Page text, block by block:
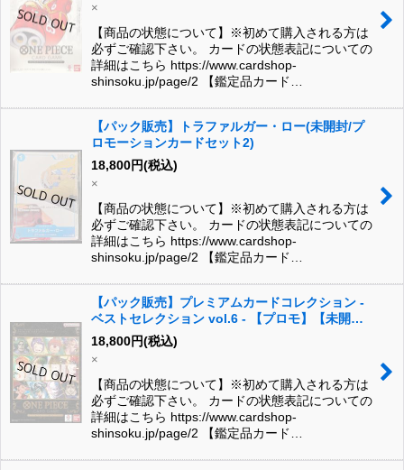
×
【商品の状態について】※初めて購入される方は
必ずご確認下さい。 カードの状態表記についての
詳細はこちら https://www.cardshop-
shinsoku.jp/page/2 【鑑定品カード…
【パック販売】トラファルガー・ロー(未開封/プ
ロモーションカードセット2)
18,800円(税込)
×
【商品の状態について】※初めて購入される方は
必ずご確認下さい。 カードの状態表記についての
詳細はこちら https://www.cardshop-
shinsoku.jp/page/2 【鑑定品カード…
【パック販売】プレミアムカードコレクション -
ベストセレクション vol.6 - 【プロモ】【未開
封】
18,800円(税込)
×
【商品の状態について】※初めて購入される方は
必ずご確認下さい。 カードの状態表記についての
詳細はこちら https://www.cardshop-
shinsoku.jp/page/2 【鑑定品カード…